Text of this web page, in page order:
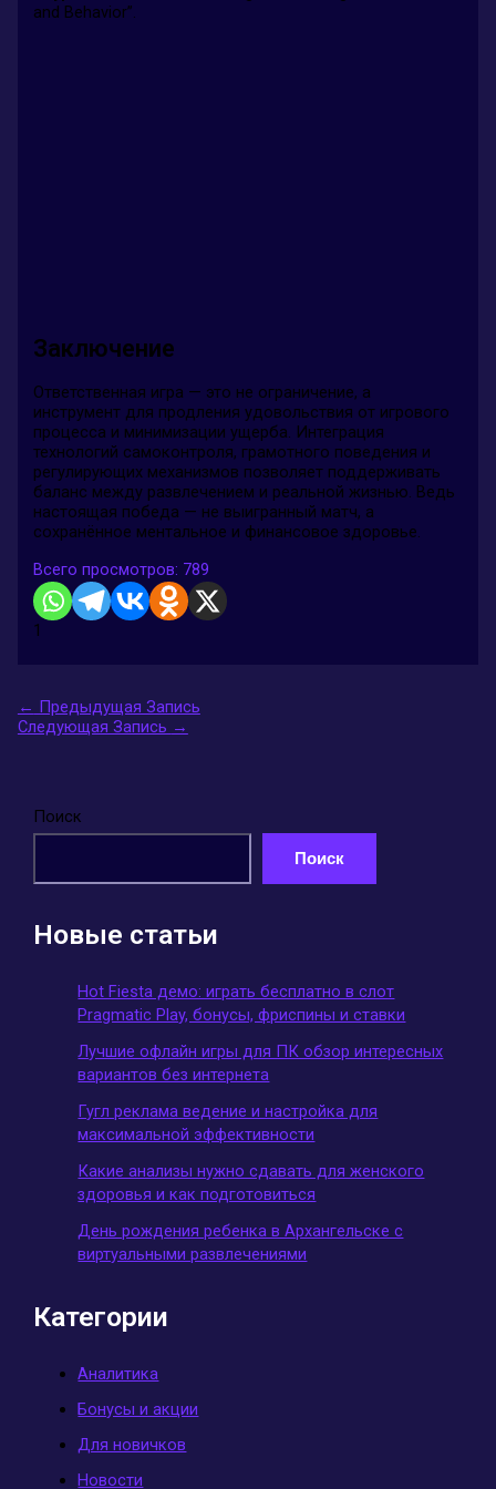
and Behavior”.
Заключение
Ответственная игра — это не ограничение, а
инструмент для продления удовольствия от игрового
процесса и минимизации ущерба. Интеграция
технологий самоконтроля, грамотного поведения и
регулирующих механизмов позволяет поддерживать
баланс между развлечением и реальной жизнью. Ведь
настоящая победа — не выигранный матч, а
сохранённое ментальное и финансовое здоровье.
Всего просмотров: 789
1
← Предыдущая Запись
Следующая Запись →
Поиск
Поиск
Новые статьи
Hot Fiesta демо: играть бесплатно в слот
Pragmatic Play, бонусы, фриспины и ставки
Лучшие офлайн игры для ПК обзор интересных
вариантов без интернета
Гугл реклама ведение и настройка для
максимальной эффективности
Какие анализы нужно сдавать для женского
здоровья и как подготовиться
День рождения ребенка в Архангельске с
виртуальными развлечениями
Категории
Аналитика
Бонусы и акции
Для новичков
Новости